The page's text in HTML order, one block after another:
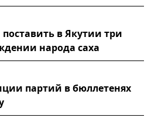
в Якутии три
народа саха
партий в бюллетенях